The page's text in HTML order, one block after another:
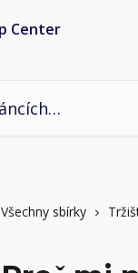
Všechny sbírky